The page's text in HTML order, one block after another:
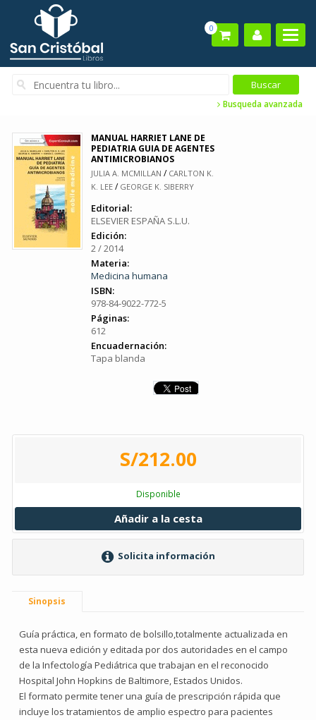
0
Busqueda avanzada
MANUAL HARRIET LANE DE
PEDIATRIA GUIA DE AGENTES
ANTIMICROBIANOS
JULIA A. MCMILLAN / CARLTON K.
K. LEE / GEORGE K. SIBERRY
Editorial:
ELSEVIER ESPAÑA S.L.U.
Edición:
2 / 2014
Materia:
Medicina humana
ISBN:
978-84-9022-772-5
Páginas:
612
Encuadernación:
Tapa blanda
S/212.00
Disponible
Añadir a la cesta
Solicita información
Sinopsis
Guía práctica, en formato de bolsillo,totalmente actualizada en
esta nueva edición y editada por dos autoridades en el campo
de la Infectología Pediátrica que trabajan en el reconocido
Hospital John Hopkins de Baltimore, Estados Unidos.
El formato permite tener una guía de prescripción rápida que
incluye los tratamientos de amplio espectro para pacientes